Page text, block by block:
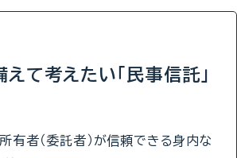
て考えたい「民事信託」
有者（委託者）が信頼できる身内な